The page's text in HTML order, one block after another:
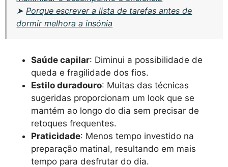
➤Porque escrever a lista de tarefas antes de
dormir melhora a insónia
Saúde capilar: Diminui a possibilidade de
queda e fragilidade dos fios.
Estilo duradouro: Muitas das técnicas
sugeridas proporcionam um look que se
mantém ao longo do dia sem precisar de
retoques frequentes.
Praticidade: Menos tempo investido na
preparação matinal, resultando em mais
tempo para desfrutar do dia.